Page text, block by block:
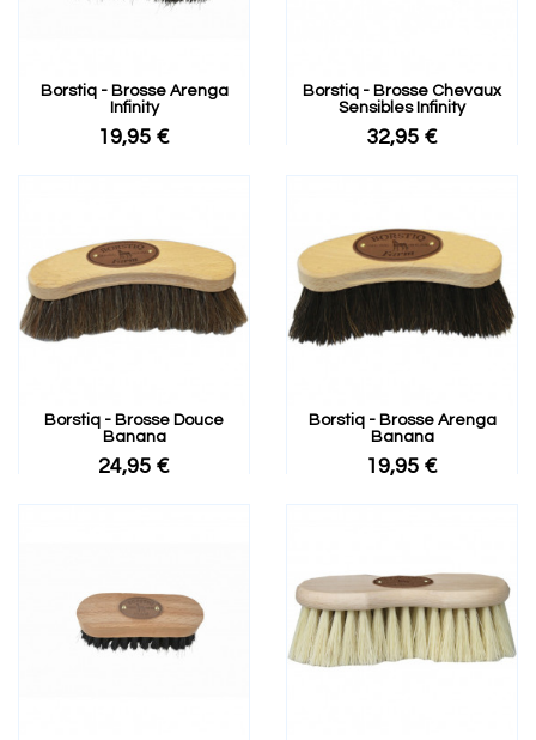
Borstiq - Brosse Arenga
Infinity
19,95 €
Borstiq - Brosse Chevaux
Sensibles Infinity
32,95 €
Borstiq - Brosse Douce
Banana
24,95 €
Borstiq - Brosse Arenga
Banana
19,95 €